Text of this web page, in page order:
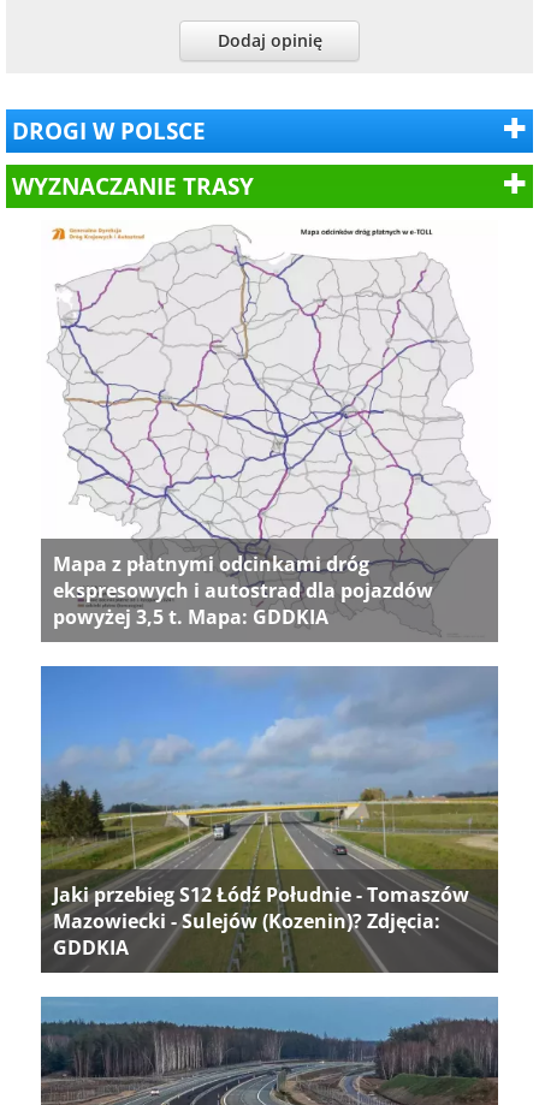
Dodaj opinię
DROGI W POLSCE
WYZNACZANIE TRASY
Mapa z płatnymi odcinkami dróg
ekspresowych i autostrad dla pojazdów
powyżej 3,5 t. Mapa: GDDKIA
Jaki przebieg S12 Łódź Południe - Tomaszów
Mazowiecki - Sulejów (Kozenin)? Zdjęcia:
GDDKIA